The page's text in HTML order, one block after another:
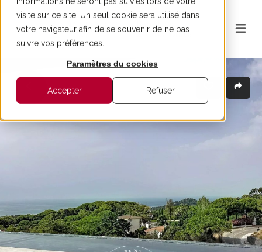
visite sur ce site. Un seul cookie sera utilisé dans
votre navigateur afin de se souvenir de ne pas
suivre vos préférences.
Paramètres du cookies
Accepter Refuser